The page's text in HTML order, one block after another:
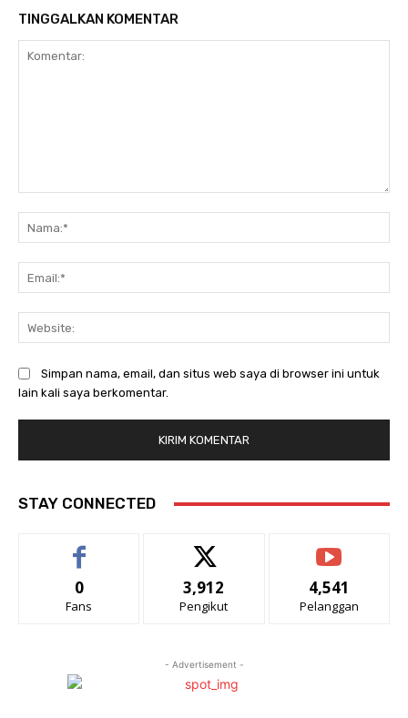
TINGGALKAN KOMENTAR
Simpan nama, email, dan situs web saya di browser ini untuk
lain kali saya berkomentar.
STAY CONNECTED
0
Fans
3,912
Pengikut
4,541
Pelanggan
- Advertisement -